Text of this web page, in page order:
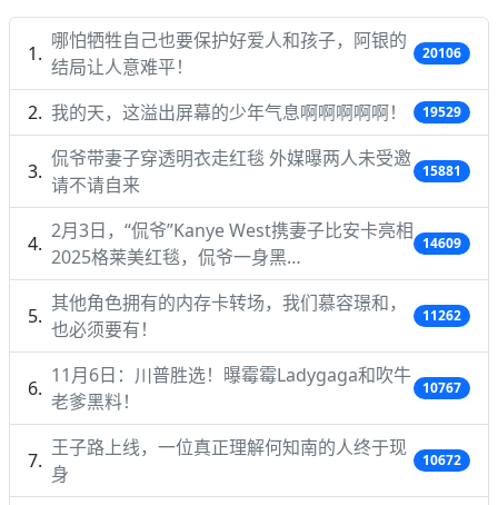
哪怕牺牲自己也要保护好爱人和孩子，阿银的
结局让人意难平！
20106
我的天，这溢出屏幕的少年气息啊啊啊啊啊！ 19529
侃爷带妻子穿透明衣走红毯 外媒曝两人未受邀
请不请自来
15881
2月3日，“侃爷”Kanye West携妻子比安卡亮相
2025格莱美红毯，侃爷一身黑…
14609
其他角色拥有的内存卡转场，我们慕容璟和，
也必须要有！
11262
11月6日：川普胜选！曝霉霉Ladygaga和吹牛
老爹黑料！
10767
王子路上线，一位真正理解何知南的人终于现
身
10672